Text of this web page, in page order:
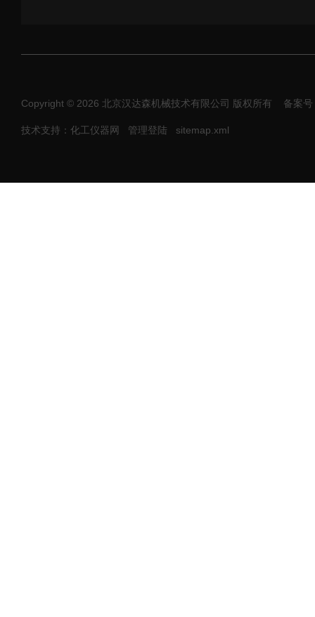
Copyright © 2026 北京汉达森机械技术有限公司 版权所有 备案
技术支持：化工仪器网 管理登陆 sitemap.xml